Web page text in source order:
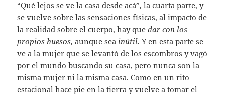
“Qué lejos se ve la casa desde acá”,la cuarta parte, y
se vuelve sobre las sensaciones físicas, al impacto de
la realidad sobre el cuerpo, hay quedar con los
propios huesos, aunque sea inútil. Y en esta parte se
ve a la mujer que se levantó de los escombros y vagó
por el mundo buscando su casa, pero nunca son la
misma mujer ni la misma casa. Como en un rito
estacional hace pie en la tierra y vuelve a tomar el